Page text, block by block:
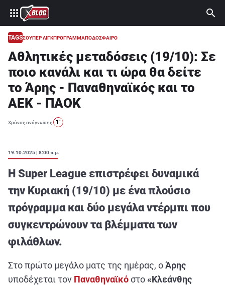
⚽ ΜΟΥΝΤΙΑΛ 2026
ΣΤΟΙΧΗΜΑ
CASINO
ΠΡΟΓΝΩΣΤΙΚΑ ΤIPSTERS
ΠΡΟΓΝΩΣΤΙΚΑ ΚΑΤΗΓΟΡΙΕΣ
TSILI LEAGUE
RETRO
BLOGS
QUIZ
ΑΘΛΗΤΙΚΑ
ΣΥΝΕΝΤΕΥΞΕΙΣ
ΑΘΛΗΤΙΚΕΣ ΜΕΤΑΔΟΣΕΙΣ
TAGSΣΟΥΠΕΡ ΛΙΓΚΠΡΟΓΡΑΜΜΑΠΟΔΟΣΦΑΙΡΟ
Αθλητικές μεταδόσεις (19/10): Σε
ποιο κανάλι και τι ώρα θα δείτε
το Άρης - Παναθηναϊκός και το
ΑΕΚ - ΠΑΟΚ
Χρόνος ανάγνωσης: 1’
19.10.2025 | 8:00 π.μ.
Η Super League επιστρέφει δυναμικά
την Κυριακή (19/10) με ένα πλούσιο
πρόγραμμα και δύο μεγάλα ντέρμπι που
συγκεντρώνουν τα βλέμματα των
φιλάθλων.
Στο πρώτο μεγάλο ματς της ημέρας, οΆρης
υποδέχεται τον Παναθηναϊκόστο«Κλεάνθης